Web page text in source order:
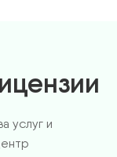
услуг и